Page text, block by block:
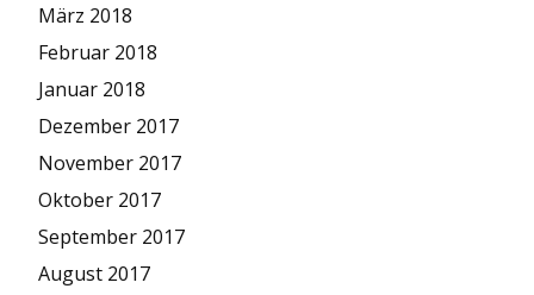
März 2018
Februar 2018
Januar 2018
Dezember 2017
November 2017
Oktober 2017
September 2017
August 2017